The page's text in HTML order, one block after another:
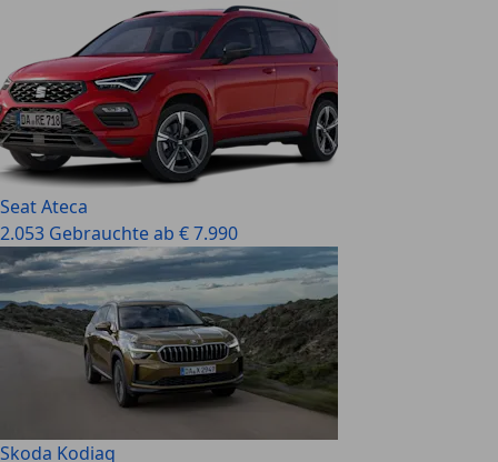
Seat Ateca
2.053 Gebrauchte ab € 7.990
Skoda Kodiaq